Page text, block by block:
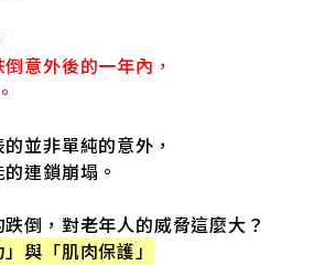
意外後的一年內，
並非單純的意外，
連鎖崩塌。
倒，對老年人的威脅這麼大？
與「肌肉保護」
動力的營養秘訣
族意外，從營養補給開始
麥蛋白推薦